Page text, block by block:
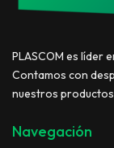
PLASCOM es líder
Contamos con
nuestros
Navegación